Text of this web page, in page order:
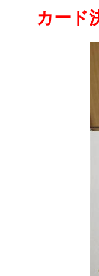
カード